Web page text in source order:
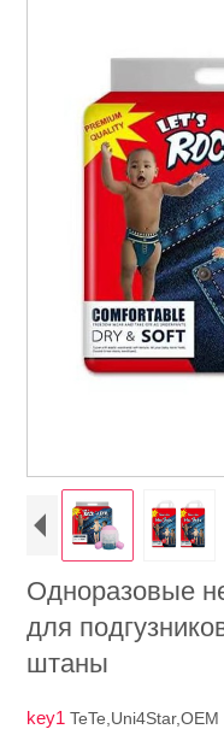
Одноразовые
для
штаны
key1TeTe,Uni4Star,OEM